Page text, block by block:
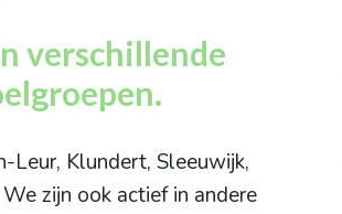
verschillende
Leur, Klundert, Sleeuwijk,
zijn ook actief in andere